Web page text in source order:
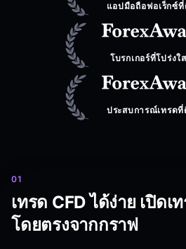
แอปมือถือฟอเร็กซ์
โบรกเกอร์ที่โปร่งใ
ประสบการณ์เทรด
01
เทรด CFD ได้ง่าย เปิดเ
โดยตรงจากกราฟ